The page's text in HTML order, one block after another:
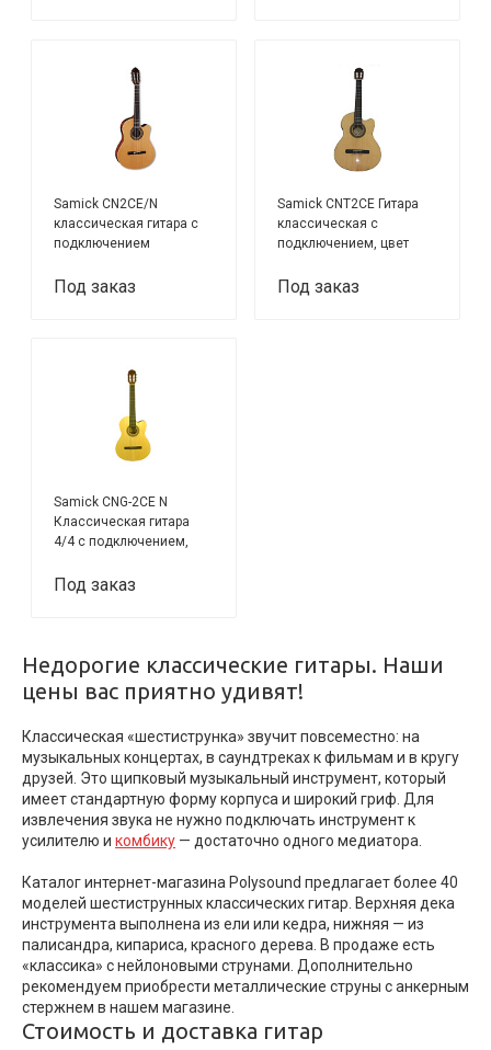
Samick CN2CE/N
классическая гитара с
подключением
Под заказ
Samick CNT2CE Гитара
классическая с
подключением, цвет
Под заказ
Samick CNG-2CE N
Классическая гитара
4/4 с подключением,
Под заказ
Недорогие классические гитары. Наши
цены вас приятно удивят!
Классическая «шестиструнка» звучит повсеместно: на
музыкальных концертах, в саундтреках к фильмам и в кругу
друзей. Это щипковый музыкальный инструмент, который
имеет стандартную форму корпуса и широкий гриф. Для
извлечения звука не нужно подключать инструмент к
усилителю и комбику — достаточно одного медиатора.
Каталог интернет-магазина Polysound предлагает более 40
моделей шестиструнных классических гитар. Верхняя дека
инструмента выполнена из ели или кедра, нижняя — из
палисандра, кипариса, красного дерева. В продаже есть
«классика» с нейлоновыми струнами. Дополнительно
рекомендуем приобрести металлические струны с анкерным
стержнем в нашем магазине.
Стоимость и доставка гитар